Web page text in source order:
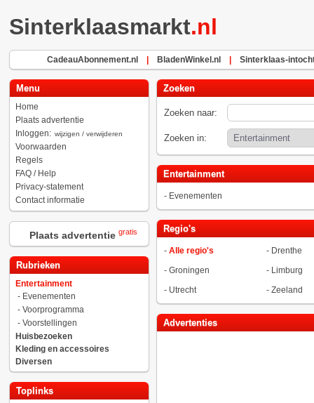
Sinterklaasmarkt.nl
CadeauAbonnement.nl BladenWinkel.nl Sinterklaas-
Menu
Home
Plaats advertentie
Inloggen: wijzigen / verwijderen
Voorwaarden
Regels
FAQ / Help
Privacy-statement
Contact informatie
Plaats advertentie gratis
Rubrieken
Entertainment
- Evenementen
- Voorprogramma
- Voorstellingen
Huisbezoeken
Kleding en accessoires
Diversen
Toplinks
Zoeken
Zoeken naar:
Zoeken in:
Entertainment
- Evenementen
Regio's
- Alle regio's - Drenthe
- Groningen - Limburg
- Utrecht - Zeeland
Advertenties